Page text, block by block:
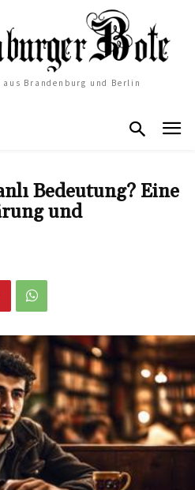
Brandenburg und Berlin
Bedeutung? Eine
und